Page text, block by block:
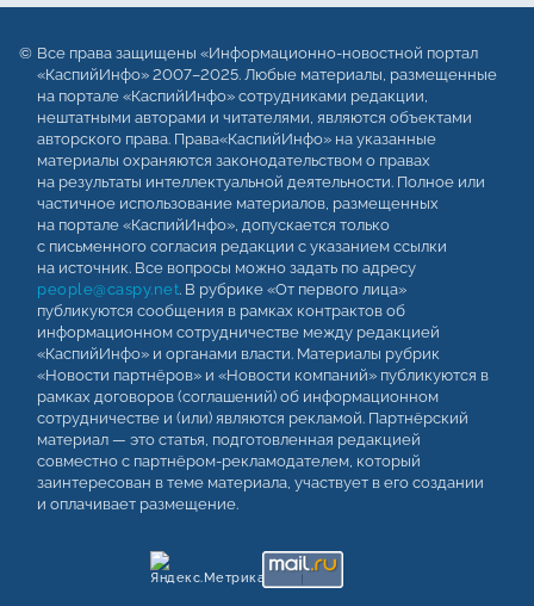
Все права защищены «Информационно-новостной портал
«КаспийИнфо» 2007–2025. Любые материалы, размещенные
на портале «КаспийИнфо» сотрудниками редакции,
нештатными авторами и читателями, являются объектами
авторского права. Права«КаспийИнфо» на указанные
материалы охраняются законодательством о правах
на результаты интеллектуальной деятельности. Полное или
частичное использование материалов, размещенных
на портале «КаспийИнфо», допускается только
с письменного согласия редакции с указанием ссылки
на источник. Все вопросы можно задать по адресу
people@caspy.net. В рубрике «От первого лица»
публикуются сообщения в рамках контрактов об
информационном сотрудничестве между редакцией
«КаспийИнфо» и органами власти. Материалы рубрик
«Новости партнёров» и «Новости компаний» публикуются в
рамках договоров (соглашений) об информационном
сотрудничестве и (или) являются рекламой. Партнёрский
материал — это статья, подготовленная редакцией
совместно с партнёром-рекламодателем, который
заинтересован в теме материала, участвует в его создании
и оплачивает размещение.